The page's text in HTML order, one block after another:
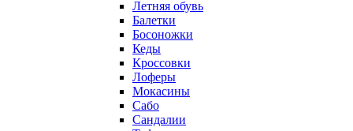
Летняя обувь
Балетки
Босоножки
Кеды
Кроссовки
Лоферы
Мокасины
Сабо
Сандалии